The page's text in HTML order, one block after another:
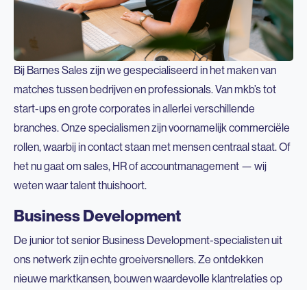
Bij Barnes Sales zijn we gespecialiseerd in het maken van
matches tussen bedrijven en professionals. Van mkb’s tot
start-ups en grote corporates in allerlei verschillende
branches. Onze specialismen zijn voornamelijk commerciële
rollen, waarbij in contact staan met mensen centraal staat. Of
het nu gaat om sales, HR of accountmanagement — wij
weten waar talent thuishoort.
Business Development
De junior tot senior Business Development-specialisten uit
ons netwerk zijn echte groeiversnellers. Ze ontdekken
nieuwe marktkansen, bouwen waardevolle klantrelaties op